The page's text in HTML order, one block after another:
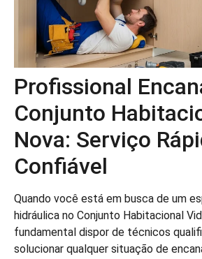
Profissional
Conjunto
Nova: Serviço
Confiável
Quando você está em busca de um
hidráulica no Conjunto Habitacional
fundamental dispor de técnicos
solucionar qualquer situação de